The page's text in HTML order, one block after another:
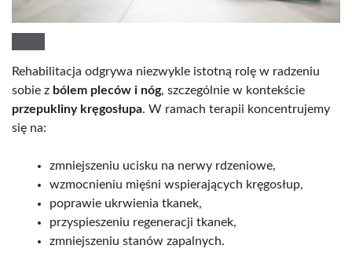
Rehabilitacja odgrywa niezwykle istotną rolę w radzeniu
sobie z bólem pleców i nóg, szczególnie w kontekście
przepukliny kręgosłupa. W ramach terapii koncentrujemy
się na:
zmniejszeniu ucisku na nerwy rdzeniowe,
wzmocnieniu mięśni wspierających kręgosłup,
poprawie ukrwienia tkanek,
przyspieszeniu regeneracji tkanek,
zmniejszeniu stanów zapalnych.